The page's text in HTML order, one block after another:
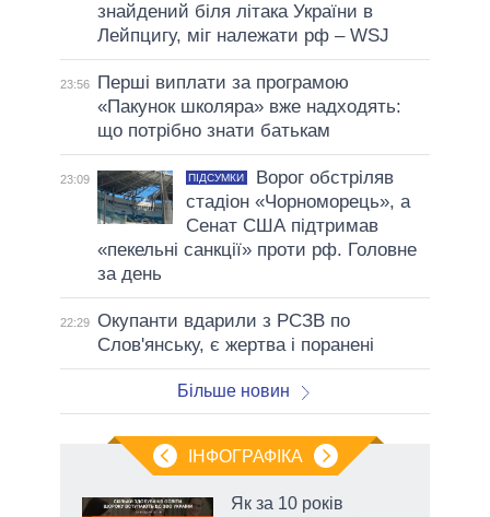
знайдений біля літака України в
Лейпцигу, міг належати рф – WSJ
23:56
Перші виплати за програмою
«Пакунок школяра» вже надходять:
що потрібно знати батькам
23:09 ПІДСУМКИ
Ворог обстріляв
стадіон «Чорноморець», а
Сенат США підтримав
«пекельні санкції» проти рф. Головне
за день
22:29 Окупанти вдарили з РСЗВ по
Слов'янську, є жертва і поранені
Більше новин
ІНФОГРАФІКА
Як за 10 років